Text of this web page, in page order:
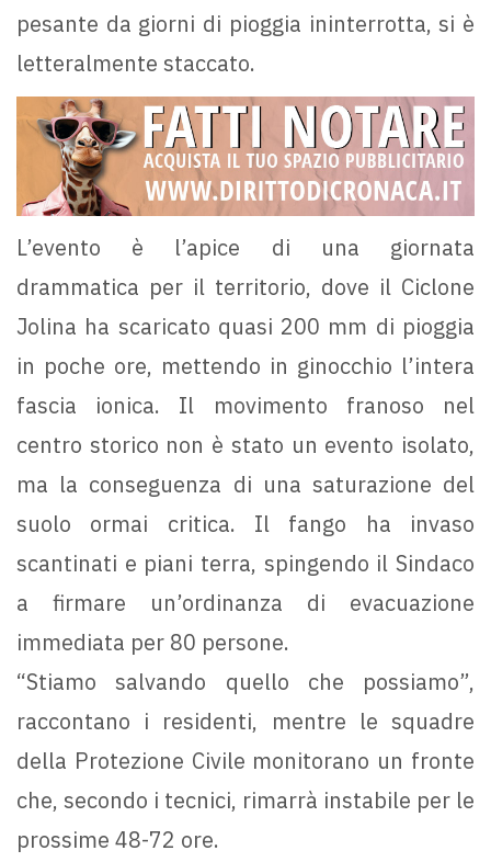
pesante da giorni di pioggia ininterrotta, si è
letteralmente staccato.
L’evento è l’apice di una giornata
drammatica per il territorio, dove il Ciclone
Jolina ha scaricato quasi 200 mm di pioggia
in poche ore, mettendo in ginocchio l’intera
fascia ionica. Il movimento franoso nel
centro storico non è stato un evento isolato,
ma la conseguenza di una saturazione del
suolo ormai critica. Il fango ha invaso
scantinati e piani terra, spingendo il Sindaco
a firmare un’ordinanza di evacuazione
immediata per 80 persone.
“Stiamo salvando quello che possiamo”,
raccontano i residenti, mentre le squadre
della Protezione Civile monitorano un fronte
che, secondo i tecnici, rimarrà instabile per le
prossime 48-72 ore.